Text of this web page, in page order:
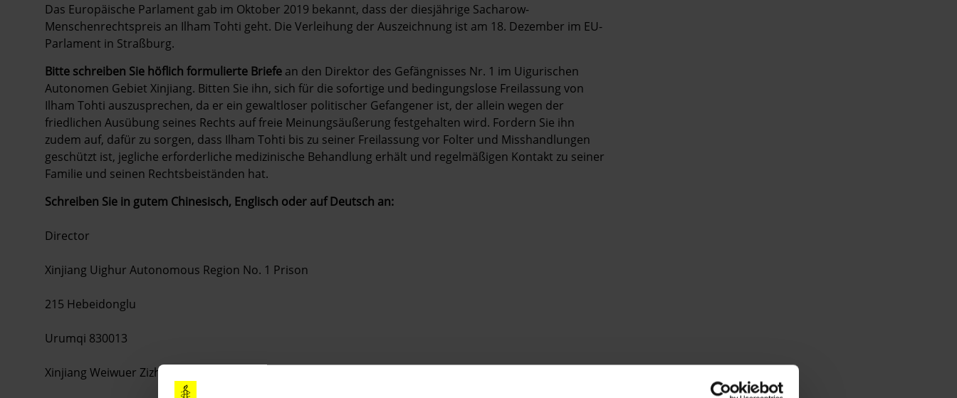
Das Europäische Parlament gab im Oktober 2019 bekannt, dass der diesjährige Sacharow-
Menschenrechtspreis an Ilham Tohti geht. Die Verleihung der Auszeichnung ist am 18. Dezember im EU-
Parlament in Straßburg.
Bitte schreiben Sie höflich formulierte Briefe an den Direktor des Gefängnisses Nr. 1 im Uigurischen
Autonomen Gebiet Xinjiang. Bitten Sie ihn, sich für die sofortige und bedingungslose Freilassung von
Ilham Tohti auszusprechen, da er ein gewaltloser politischer Gefangener ist, der allein wegen der
friedlichen Ausübung seines Rechts auf freie Meinungsäußerung festgehalten wird. Fordern Sie ihn
zudem auf, dafür zu sorgen, dass Ilham Tohti bis zu seiner Freilassung vor Folter und Misshandlungen
geschützt ist, jegliche erforderliche medizinische Behandlung erhält und regelmäßigen Kontakt zu seiner
Familie und seinen Rechtsbeiständen hat.
Schreiben Sie in gutem Chinesisch, Englisch oder auf Deutsch an:
Director
Xinjiang Uighur Autonomous Region No. 1 Prison
215 Hebeidonglu
Urumqi 830013
Xinjiang Weiwuer Zizhiqu